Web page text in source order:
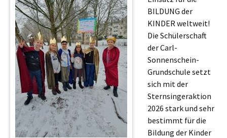
BILDUNG der
KINDER weltweit!
Die Schülerschaft
der Carl-
Sonnenschein-
Grundschule setzt
sich mit der
Sternsingeraktion
2026 stark und sehr
bestimmt für die
Bildung der Kinder